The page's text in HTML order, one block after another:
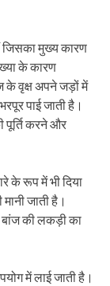
मुख्य कारण
के कारण
के वृक्ष अपने जड़ों में
पाई जाती है।
पूर्ति करने और
के रूप में भी दिया
जाती है।
बांज की लकड़ी का
में लाई जाती है।